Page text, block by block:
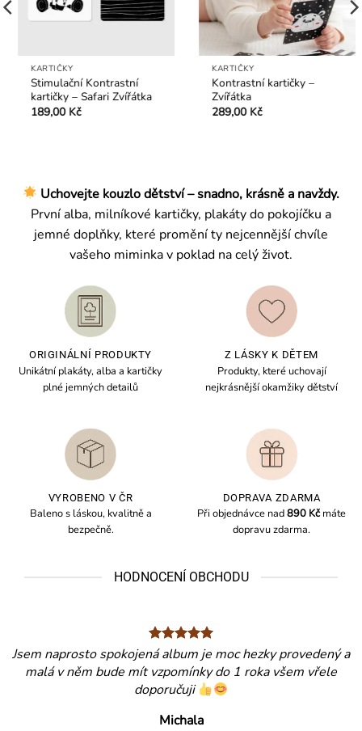
KARTIČKY
Stimulační Kontrastní
kartičky – Safari Zvířátka
189,00Kč
KARTIČKY
Kontrastní kartičky –
Zvířátka
289,00Kč
Uchovejte kouzlo dětství – snadno, krásně a navždy.
První alba, milníkové kartičky, plakáty do pokojíčku a
jemné doplňky, které promění ty nejcennější chvíle
vašeho miminka v poklad na celý život.
ORIGINÁLNÍ PRODUKTY
Unikátní plakáty, alba a kartičky
plné jemných detailů
Z LÁSKY K DĚTEM
Produkty, které uchovají
nejkrásnější okamžiky dětství
VYROBENO V ČR
Baleno s láskou, kvalitně a
bezpečně.
DOPRAVA ZDARMA
Při objednávce nad890 Kčmáte
dopravu zdarma.
HODNOCENÍ OBCHODU
Jsem naprosto spokojená album je moc hezky provedený a
malá v něm bude mít vzpomínky do 1 roka všem vřele
doporučuji
Michala